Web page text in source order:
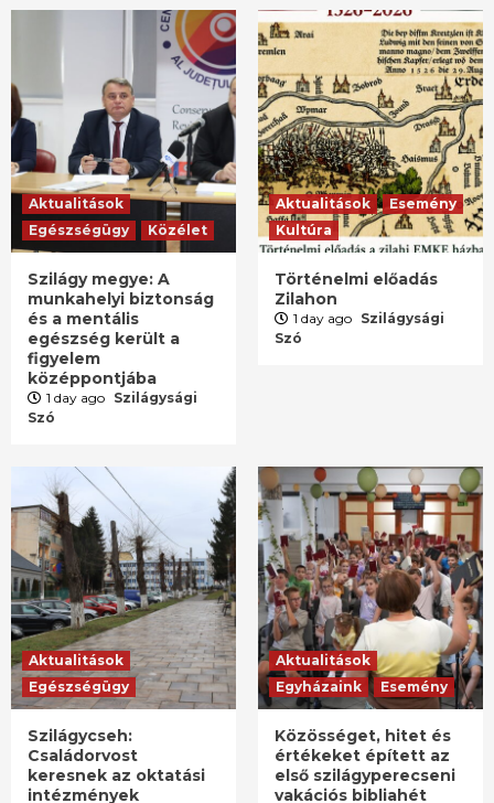
Aktualitások
Egészségügy
Közélet
Szilágy megye: A
munkahelyi biztonság
és a mentális
egészség került a
figyelem
középpontjába
1 day ago Szilágysági
Szó
Aktualitások
Esemény
Kultúra
Történelmi előadás
Zilahon
1 day ago Szilágysági
Szó
Aktualitások
Egészségügy
Szilágycseh:
Családorvost
keresnek az oktatási
intézmények
Aktualitások
Egyházaink
Esemény
Közösséget, hitet és
értékeket épített az
első szilágyperecseni
vakációs bibliahét